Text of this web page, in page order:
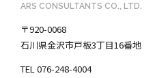
ARS CONSULTANTS CO., LTD.
〒920-0068
石川県金沢市戸板3丁目16番地
TEL 076-248-4004